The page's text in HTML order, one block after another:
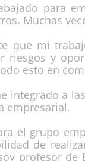
para
Muchas
que mi
riesgos y
esto en
integrado a
empresarial.
el grupo
de
profesor